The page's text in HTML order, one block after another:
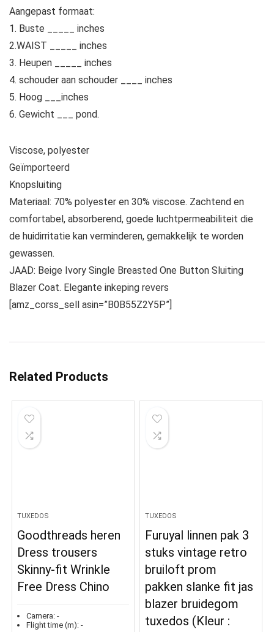
Aangepast formaat:
1. Buste _____ inches
2.WAIST _____ inches
3. Heupen _____ inches
4. schouder aan schouder ____ inches
5. Hoog ___inches
6. Gewicht ___ pond.
Viscose, polyester
Geïmporteerd
Knopsluiting
Materiaal: 70% polyester en 30% viscose. Zachtend en
comfortabel, absorberend, goede luchtpermeabiliteit die
de huidirritatie kan verminderen, gemakkelijk te worden
gewassen.
JAAD: Beige Ivory Single Breasted One Button Sluiting
Blazer Coat. Elegante inkeping revers
[amz_corss_sell asin=”B0B55Z2Y5P”]
Related Products
TUXEDOS
Goodthreads heren
Dress trousers
Skinny-fit Wrinkle
Free Dress Chino
Camera: -
Flight time (m): -
TUXEDOS
Furuyal linnen pak 3
stuks vintage retro
bruiloft prom
pakken slanke fit jas
blazer bruidegom
tuxedos (Kleur :